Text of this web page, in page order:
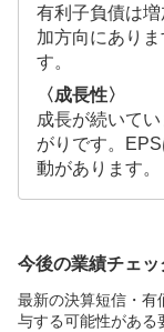
有利子負債は
加方向にあり
す。
〈成長性〉
成長が続いて
がりです。
動があります。
今後の業績チェッ
最新の決算短信・有
与する可能性がある